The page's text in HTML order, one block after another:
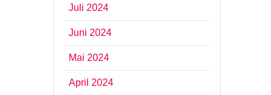
Juli 2024
Juni 2024
Mai 2024
April 2024